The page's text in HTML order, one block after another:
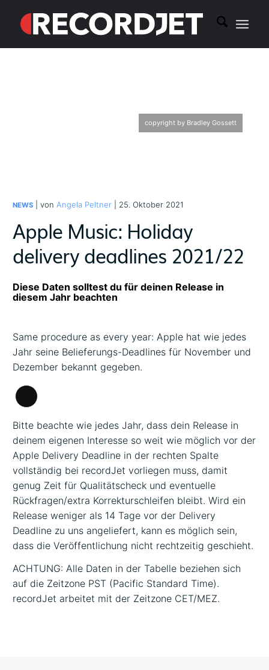
copyright by Bradley Gossett
NEWS | von Angela Peltner | 25. Oktober 2021
Apple Music: Holiday
delivery deadlines 2021/22
Diese Daten solltest du für deinen Release in
diesem Jahr beachten
Same procedure as every year: Apple hat wie jedes
Jahr seine Belieferungs-Deadlines für November und
Dezember bekannt gegeben.
Lange
Bitte beachte wie jedes Jahr, dass dein Release in
deinem eigenen Interesse so weit wie möglich vor der
Apple Delivery Deadline in der rechten Spalte
vollständig bei recordJet vorliegen muss, damit
genug Zeit für Qualitätscheck und eventuelle
Rückfragen/extra Korrekturschleifen bleibt. Wird ein
Release weniger als 14 Tage vor der Delivery
Deadline zu uns angeliefert, kann es möglich sein,
dass die Veröffentlichung nicht rechtzeitig geschieht.
ACHTUNG: Alle Daten in der Tabelle beziehen sich
auf die Zeitzone PST (Pacific Standard Time).
recordJet arbeitet mit der Zeitzone CET/MEZ.